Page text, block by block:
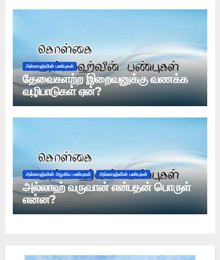
அல்லாஹ்வின் பண்புகள்
தேவைகளற்ற இறைவனுக்கு வணக்க
வழிபாடுகள் ஏன்?
அல்லாஹ்வின் அழகிய பண்புகள் அல்லாஹ்வின் பண்புகள்
அல்லாஹ் வருவான் என்பதன் பொருள்
என்ன?